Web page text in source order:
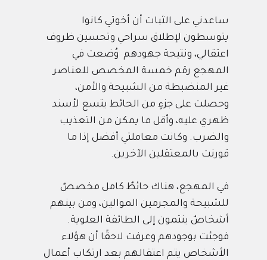
ساعدني على الثبات أن أخوتي كانوا
يتوسطون لإطلاق سراحي وتحسين ظروف
اعتقالي، ونتيجة جهودهم وُضعت في
المهجع رقم خمسة المخصص للعناصر
غير المنضبطة من الشبيحة والأمن،
وحصلت على جزءٍ من الحائط يتسع لأسند
ظهري عليه، وأقل ما يمكن من التعذيب
والضرب. وكانت معاملتي أفضل إذا ما
قورنت بالمعتقلين الآخرين.
في المهجع، هناك حائطٌ كامل مخصصٌ
للشبيحة والمجرمين الموالين، ومن بينهم
أشخاصٌ ينتمون إلى الطائفة العلوية.
فوجئت بوجودهم وعرفت لاحقًا أن هؤلاء
الأشخاص يتم اعتقالهم بعد ارتكاب أعمال